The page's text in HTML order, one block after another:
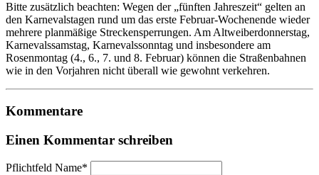
Bitte zusätzlich beachten: Wegen der „fünften Jahreszeit“ gelten an
den Karnevalstagen rund um das erste Februar-Wochenende wieder
mehrere planmäßige Streckensperrungen. Am Altweiberdonnerstag,
Karnevalssamstag, Karnevalssonntag und insbesondere am
Rosenmontag (4., 6., 7. und 8. Februar) können die Straßenbahnen
wie in den Vorjahren nicht überall wie gewohnt verkehren.
Kommentare
Einen Kommentar schreiben
Pflichtfeld Name*